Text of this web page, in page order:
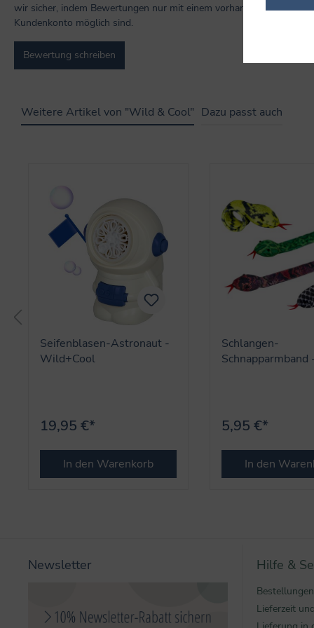
wir sicher, indem Bewertungen nur mit einem vorhandenen
Kundenkonto möglich sind.
Bewertung schreiben
Weitere Artikel von "Wild & Cool" Dazu passt auch
Seifenblasen-Astronaut -
Wild+Cool
19,95 €*
In den Warenkorb
Schlangen-
Schnapparmband
5,95 €*
In den
Newsletter Hilfe &
Bestellungen
Lieferzeit